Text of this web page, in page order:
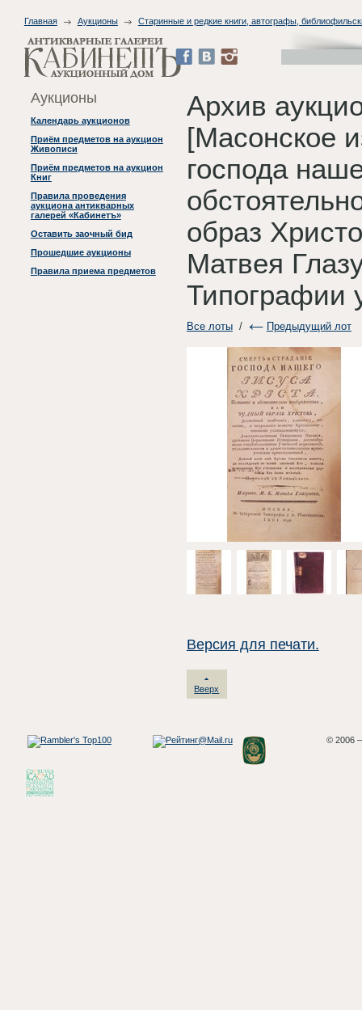
Главная Аукционы Старинные и редкие книги, автографы,
Аукционы
Календарь аукционов
Приём предметов на аукцион
Живописи
Приём предметов на аукцион
Книг
Правила проведения
аукциона антикварных
галерей «Кабинетъ»
Оставить заочный бид
Прошедшие аукционы
Правила приема предметов
Архив
[Масонское
господа
образ
Матвея
Типографии
Все лоты/ Предыдущий лот
Версия для печати.
Вверх
© 2006